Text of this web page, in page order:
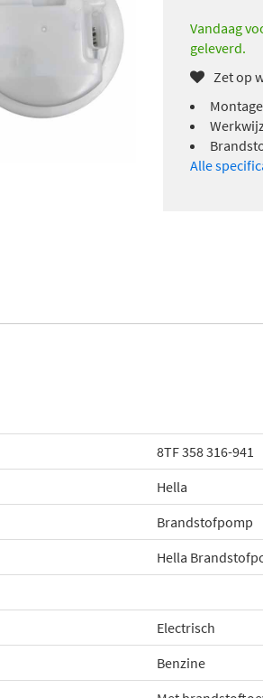
Vandaag
geleverd.
Zet op
Alle
8TF 358 316-941
Hella
Brandstofpomp
Hella
Electrisch
Benzine